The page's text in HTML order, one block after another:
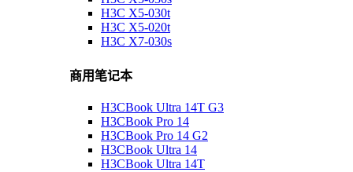
H3C X5-030t
H3C X5-020t
H3C X7-030s
商用笔记本
H3CBook Ultra 14T G3
H3CBook Pro 14
H3CBook Pro 14 G2
H3CBook Ultra 14
H3CBook Ultra 14T